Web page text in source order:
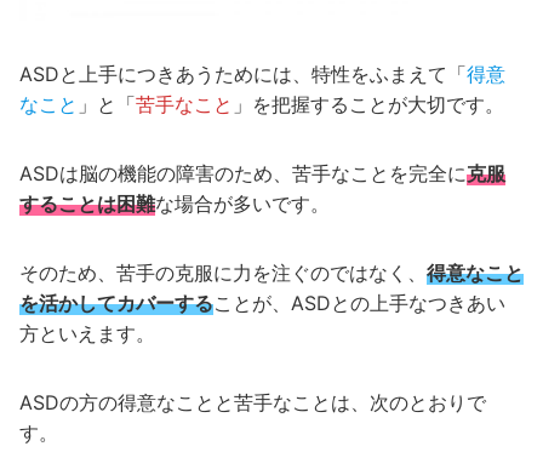
ASDと上手につきあうためには、特性をふまえて「得意
なこと 」と「苦手なこと 」を把握することが大切です。
ASDは脳の機能の障害のため、苦手なことを完全に克服
することは困難な場合が多いです。
そのため、苦手の克服に力を注ぐのではなく、 得意なこと
を活かしてカバーすることが、ASDとの上手なつきあい
方といえます。
ASDの方の得意なことと苦手なことは、次のとおりで
す。